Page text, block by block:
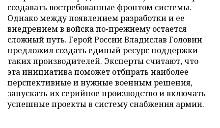
создавать востребованные фронтом системы.
Однако между появлением разработки и ее
внедрением в войска по-прежнему остается
сложный путь. Герой России Владислав Головин
предложил создать единый ресурс поддержки
таких производителей. Эксперты считают, что
эта инициатива поможет отбирать наиболее
перспективные и нужные военным решения,
запускать их серийное производство и включать
успешные проекты в систему снабжения армии.